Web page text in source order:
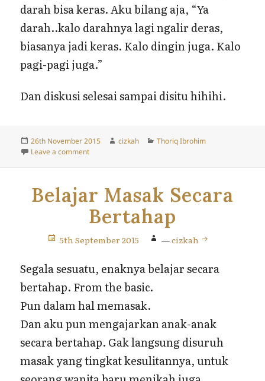
darah bisa keras. Aku bilang aja, “Ya
darah..kalo darahnya lagi ngalir deras,
biasanya jadi keras. Kalo dingin juga. Kalo
pagi-pagi juga.”
Dan diskusi selesai sampai disitu hihihi.
Posted
on
26th November 2015 Author
cizkah Categories
Thoriq Ibrohim
Leave a commenton Saudi Arabica
Belajar Masak Secara
Bertahap
5th September 2015 —cizkah
Segala sesuatu, enaknya belajar secara
bertahap. From the basic.
Pun dalam hal memasak.
Dan aku pun mengajarkan anak-anak
secara bertahap. Gak langsung disuruh
masak yang tingkat kesulitannya, untuk